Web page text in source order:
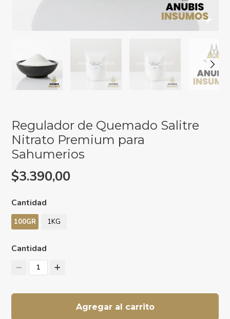
Regulador de Quemado Salitre
Nitrato Premium para
Sahumerios
$3.390,00
Cantidad
100GR 1KG
Cantidad
1
Agregar al carrito